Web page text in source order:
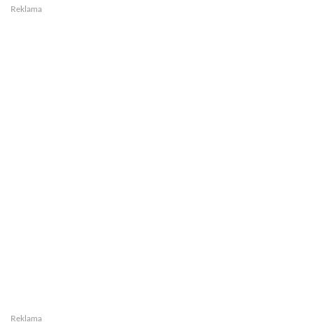
Reklama
Reklama